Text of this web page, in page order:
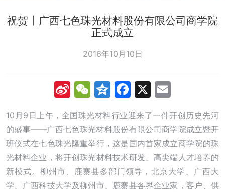
祝贺丨广西七色珠光材料股份有限公司商学院
正式成立
2016年10月10日
SinaWeChat
Qzone
Facebook
X
10月9日上午，全国珠光材料行业迎来了一件开创历史先河
的盛事——广西七色珠光材料股份有限公司商学院成立暨开
班仪式在七色珠光隆重举行，这是国内首家成立商学院的珠
光材料企业，将开创珠光材料技术研发、高尖端人才培养的
新模式。柳州市、鹿寨县多部门领导，北京大学、广西大
学、广西科技大学及柳州市、鹿寨县各界企业家，客户、供